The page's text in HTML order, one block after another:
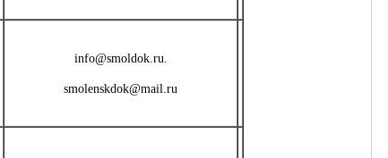
info@smoldok.ru.
smolenskdok@mail.ru